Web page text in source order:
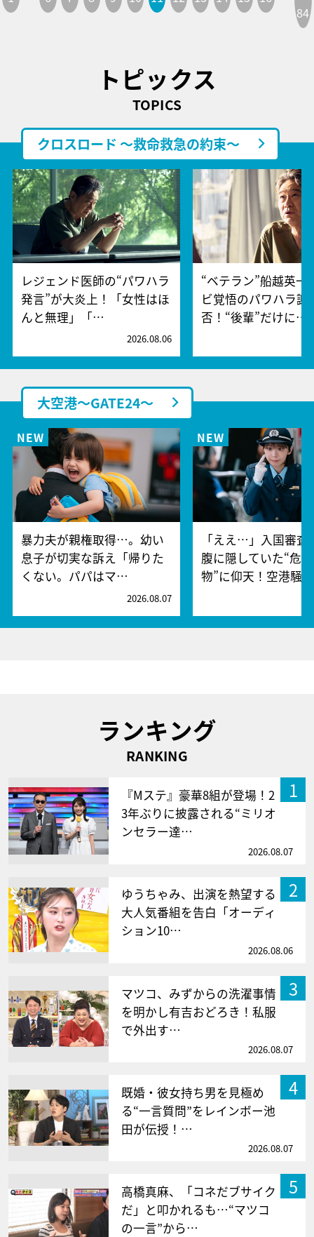
84
トピックス
TOPICS
クロスロード ～救命救急の約束～
レジェンド医師の“パワハラ
発言”が大炎上！「女性はほ
んと無理」「…
2026.08.06
“ベテラン”船越英一
ビ覚悟のパワハラ謝
否！“後輩”だけに…
大空港～GATE24～
暴力夫が親権取得…。幼い
息子が切実な訴え「帰りた
くない。パパはマ…
2026.08.07
「ええ…」入国審査
腹に隠していた“危
物”に仰天！空港騒
ランキング
RANKING
1
『Mステ』豪華8組が登場！2
3年ぶりに披露される“ミリオ
ンセラー達…
2026.08.07
2
ゆうちゃみ、出演を熱望する
大人気番組を告白「オーディ
ション10…
2026.08.06
3
マツコ、みずからの洗濯事情
を明かし有吉おどろき！私服
で外出す…
2026.08.07
4
既婚・彼女持ち男を見極め
る“一言質問”をレインボー池
田が伝授！…
2026.08.07
5
高橋真麻、「コネだブサイク
だ」と叩かれるも…“マツコ
の一言”から…